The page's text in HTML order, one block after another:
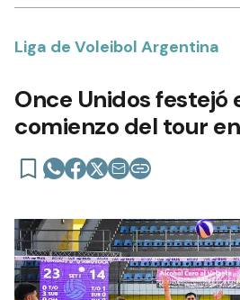
Liga de Voleibol Argentina
Once Unidos festejó
comienzo del tour